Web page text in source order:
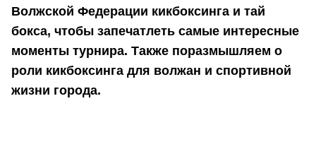
Волжской Федерации кикбоксинга и тай
бокса, чтобы запечатлеть самые интересные
моменты турнира. Также поразмышляем о
роли кикбоксинга для волжан и спортивной
жизни города.